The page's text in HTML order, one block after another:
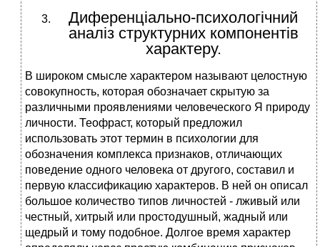
Диференціально-психологічний
аналіз структурних компонентів
характеру.
В широком смысле характером называют целостную
совокупность, которая обозначает скрытую за
различными проявлениями человеческого Я природу
личности. Теофраст, который предложил
использовать этот термин в психологии для
обозначения комплекса признаков, отличающих
поведение одного человека от другого, составил и
первую классификацию характеров. В ней он описал
большое количество типов личностей - лживый или
честный, хитрый или простодушный, жадный или
щедрый и тому подобное. Долгое время характер